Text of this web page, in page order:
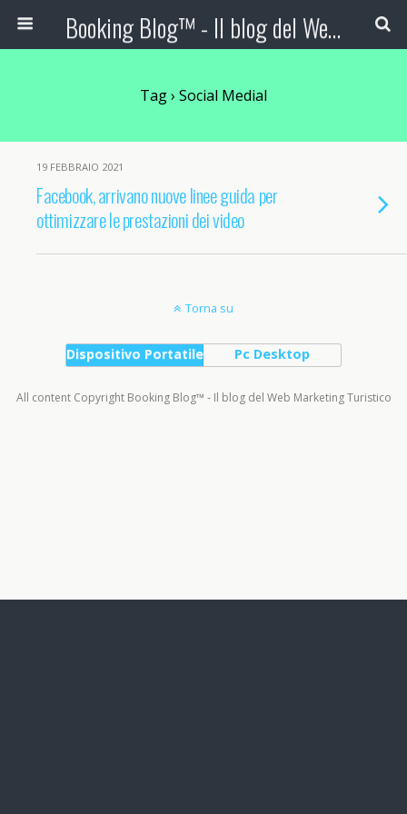
Booking Blog™ - Il blog del Web Marketing Turistico
Tag › Social Medial
19 FEBBRAIO 2021
Facebook, arrivano nuove linee guida per
ottimizzare le prestazioni dei video
Torna su
Dispositivo Portatile Pc Desktop
All content Copyright Booking Blog™ - Il blog del Web Marketing Turistico